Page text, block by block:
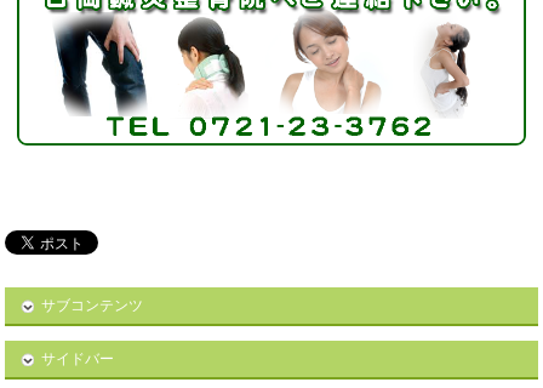
サブコンテンツ
サイドバー